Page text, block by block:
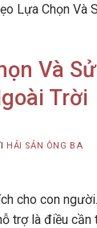
Lựa Chọn Và
Và
Trời
HẢI SẢN ÔNG BA
cho con
trợ là điều